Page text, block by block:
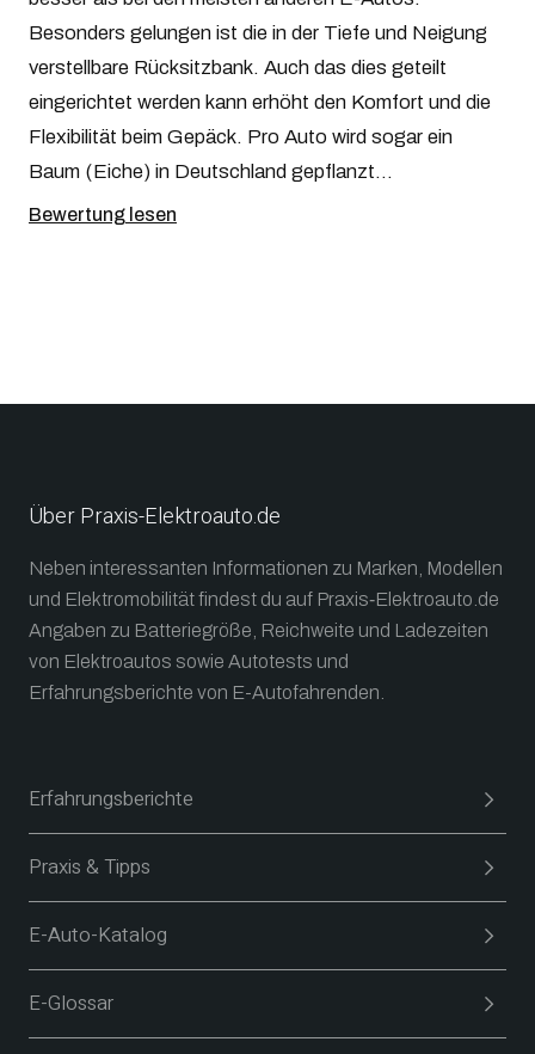
Besonders gelungen ist die in der Tiefe und Neigung
verstellbare Rücksitzbank. Auch das dies geteilt
eingerichtet werden kann erhöht den Komfort und die
Flexibilität beim Gepäck. Pro Auto wird sogar ein
Baum (Eiche) in Deutschland gepflanzt...
Bewertung lesen
Über Praxis-Elektroauto.de
Neben interessanten Informationen zu Marken, Modellen
und Elektromobilität findest du auf Praxis‑Elektroauto.de
Angaben zu Batteriegröße, Reichweite und Ladezeiten
von Elektroautos sowie Autotests und
Erfahrungsberichte von E-Autofahrenden.
Erfahrungsberichte
Praxis & Tipps
E-Auto-Katalog
E-Glossar